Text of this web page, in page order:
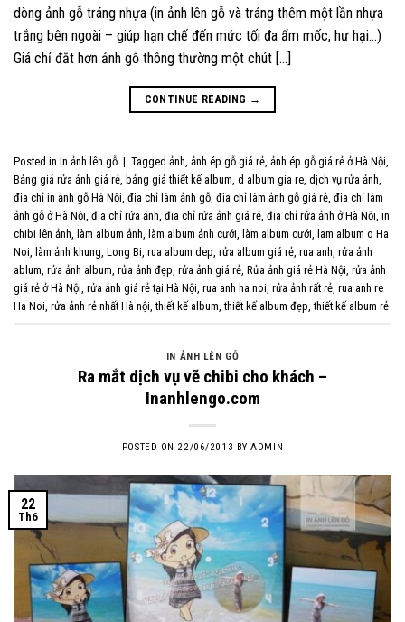
dòng ảnh gỗ tráng nhựa (in ảnh lên gỗ và tráng thêm một lần nhựa
trắng bên ngoài – giúp hạn chế đến mức tối đa ẩm mốc, hư hại…)
Giá chỉ đắt hơn ảnh gỗ thông thường một chút […]
CONTINUE READING →
Posted in In ảnh lên gỗ | Tagged ảnh ảnh ép gỗ giá rẻ ảnh ép gỗ giá rẻ ở Hà Nội
Bảng giá rửa ảnh giá rẻ bảng giá thiết kế album d album gia re dịch vụ rửa ảnh
địa chỉ in ảnh gỗ Hà Nội địa chỉ làm ảnh gỗ địa chỉ làm ảnh gỗ giá rẻ địa chỉ làm
ảnh gỗ ở Hà Nội địa chỉ rửa ảnh địa chỉ rửa ảnh giá rẻ địa chỉ rửa ảnh ở Hà Nội in
chibi lên ảnh
làm album ảnh làm album ảnh cưới làm album cưới
lam album o Ha
Noi
làm ảnh khung Long Bi rua album dep rửa album giá rẻ rua anh rửa ảnh
ablum rửa ảnh album rửa ảnh đẹp rửa ảnh giá rẻ Rửa ảnh giá rẻ Hà Nội rửa ảnh
giá rẻ ở Hà Nội rửa ảnh giá rẻ tại Hà Nội rua anh ha noi rửa ảnh rất rẻ rua anh re
Ha Noi rửa ảnh rẻ nhất Hà nội ,thiết kế album ,thiết kế album đẹp ,thiết kế album rẻ
IN ẢNH LÊN GỖ
Ra mắt dịch vụ vẽ chibi cho khách –
Inanhlengo.com
POSTED ON 22/06/2013 BYADMIN
22
Th6